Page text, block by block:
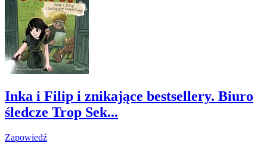
Inka i Filip i znikające bestsellery. Biuro
śledcze Trop Sek...
Zapowiedź